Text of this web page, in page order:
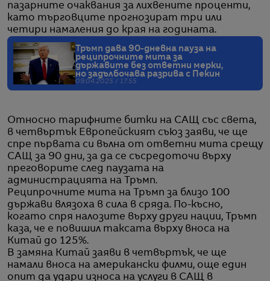
пазарните очаквания за лихвените проценти,
като търговците прогнозират три или
четири намаления до края на годината.
Тръмп дава 90-дневна пауза на
реципрочните мита за
държавите без ответни мерки,
но задълбочава разрива с Пекин
09.04.2025 / 17:55
Относно тарифните битки на САЩ със света,
в четвъртък Европейският съюз заяви, че ще
спре първата си вълна от ответни мита срещу
САЩ за 90 дни, за да се съсредоточи върху
преговорите след паузата на
администрацията на Тръмп.
Реципрочните мита на Тръмп за близо 100
държави влязоха в сила в сряда. По-късно,
когато спря налозите върху други нации, Тръмп
каза, че е повишил таксата върху вноса на
Китай до 125%.
В замяна Китай заяви в четвъртък, че ще
намали вноса на американски филми, още един
опит да удари износа на услуги в САЩ в